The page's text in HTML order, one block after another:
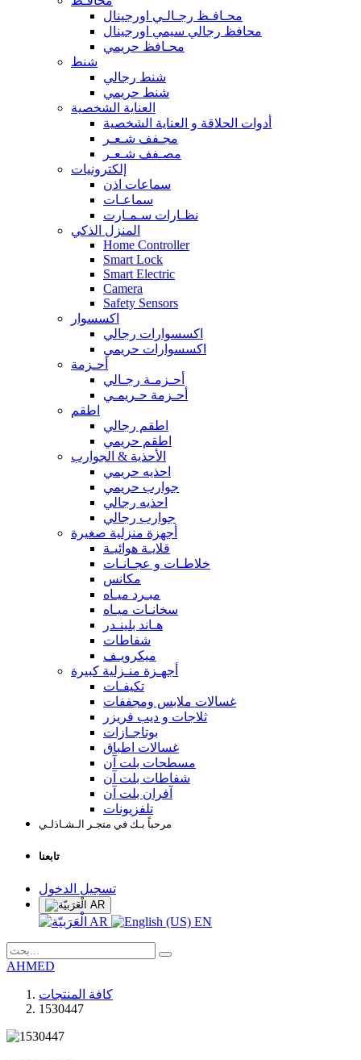
محـافـظ رجـالـي اورجينال
محافظ رجالي سيمي اورجينال
محـافظ حريمي
شنط
شنط رجالي
شنط حريمي
العناية الشخصية
أدوات الحلاقة و العناية الشخصية
مجـفف شـعـر
مصـفف شـعـر
إلكترونيات
سماعات اذن
سماعـات
نظـارات سـمـارت
المنزل الذكي
Home Controller
Smart Lock
Smart Electric
Camera
Safety Sensors
اكسسوار
اكسسوارات رجالي
اكسسوارات حريمي
أحـزمة
أحـزمـة رجـالي
أحـزمة حـريمـي
اطقم
اطقم رجالي
اطقم حريمي
الأحذية & الجوارب
احذيه حريمي
جوارب حريمي
احذيه رجالي
جوارب رجالي
أجهزة منزلية صغيرة
قلايـة هوائيـة
خلاطـات و عجـانـات
مكانس
مبـرد ميـاه
سخانـات ميـاه
هـاند بلينـدر
شفاطات
ميكرويـف
أجهـزة منـزلية كبيرة
تكيفـات
غسالات ملابس ومجففات
ثلاجات و ديب فريزر
بوتاجـازات
غسالات اطباق
مسطحات بلت آن
شفاطات بلت آن
آفران بلت آن
تلفزيونات
مرحباً بـك في متجـر الـشـاذلـي
تابعنا
تسجيل الدخول
AR
AR EN
AHMED
كافة المنتجات
1530447